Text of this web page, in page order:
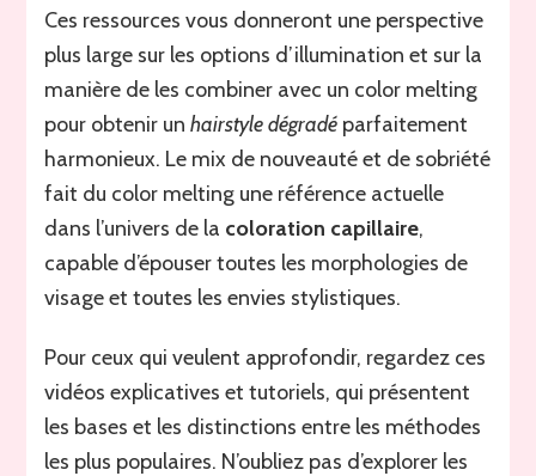
Ces ressources vous donneront une perspective
plus large sur les options d’illumination et sur la
manière de les combiner avec un color melting
pour obtenir unhairstyle dégradé parfaitement
harmonieux. Le mix de nouveauté et de sobriété
fait du color melting une référence actuelle
dans l’univers de la coloration capillaire,
capable d’épouser toutes les morphologies de
visage et toutes les envies stylistiques.
Pour ceux qui veulent approfondir, regardez ces
vidéos explicatives et tutoriels, qui présentent
les bases et les distinctions entre les méthodes
les plus populaires. N’oubliez pas d’explorer les